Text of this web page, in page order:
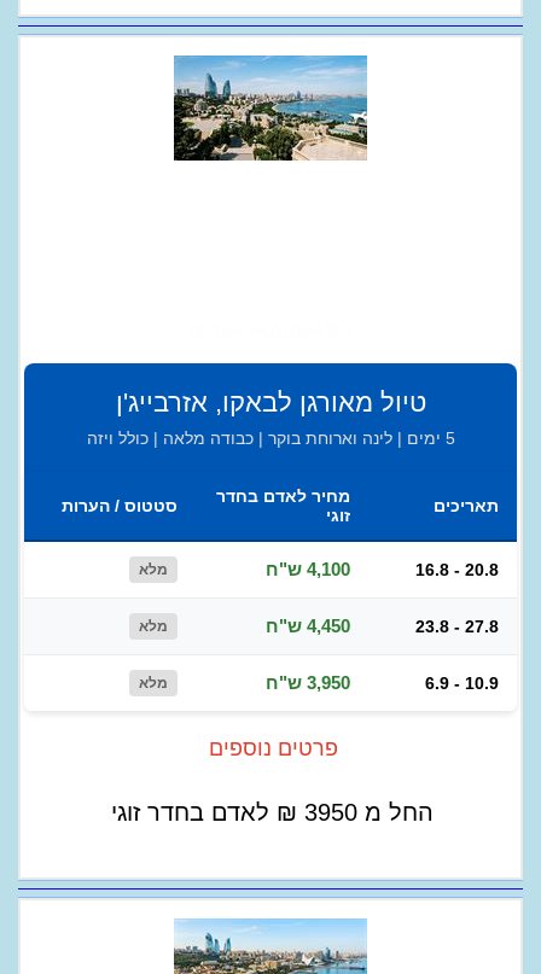
טיול מאורגן לבאקו, אזרבייג'ן
5 ימים | לינה וארוחת בוקר | כבודה מלאה | כולל ויזה
תאריכים
מחיר לאדם בחדר
זוגי
סטטוס / הערות
16.8 - 20.8 4,100 ש"ח מלא
23.8 - 27.8 4,450 ש"ח מלא
6.9 - 10.9 3,950 ש"ח מלא
פרטים נוספים
החל מ 3950
₪ לאדם בחדר זוגי